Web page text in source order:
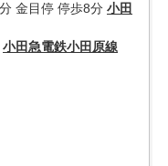
金目停 停歩8分 小田
小田急電鉄小田原線